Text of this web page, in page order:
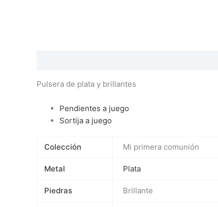
Pulsera de plata y brillantes
Pendientes a juego
Sortija a juego
Colección Mi primera comunión
Metal Plata
Piedras Brillante